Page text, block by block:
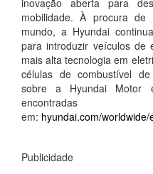
mobilidade. À procura
mundo, a Hyundai
para introduzir veículos de
mais alta tecnologia em
células de combustível
sobre a Hyundai Motor
encontradas
em: hyundai.com/worldwide/
Publicidade